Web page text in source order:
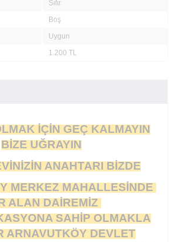
Sıfır
Boş
Uygun
1.200 TL
İÇİN GEÇ KALMAYIN
BİZE UĞRAYIN
ANAHTARI BİZDE
MERKEZ MAHALLESİNDE
ALAN DAİREMİZ
SAHİP OLMAKLA
ARNAVUTKÖY DEVLET